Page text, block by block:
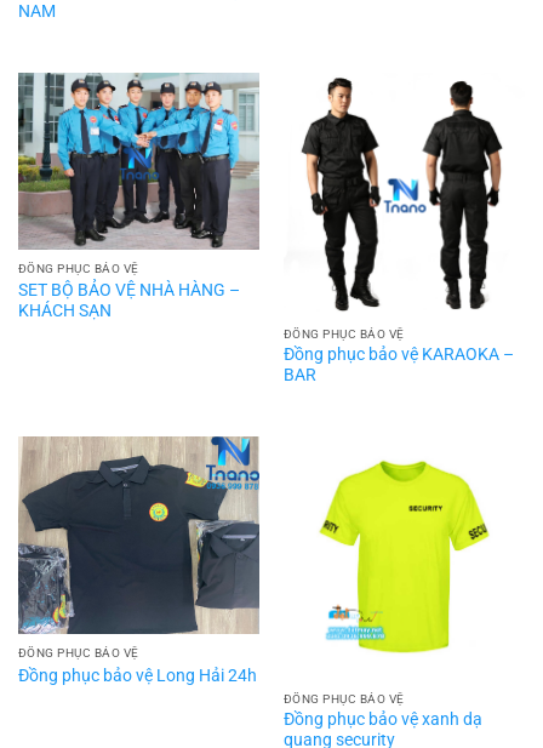
NAM
ĐỒNG PHỤC BẢO VỆ
SET BỘ BẢO VỆ NHÀ HÀNG –
KHÁCH SẠN
ĐỒNG PHỤC BẢO VỆ
Đồng phục bảo vệ KARAOKA –
BAR
ĐỒNG PHỤC BẢO VỆ
Đồng phục bảo vệ Long Hải 24h
ĐỒNG PHỤC BẢO VỆ
Đồng phục bảo vệ xanh dạ
quang security